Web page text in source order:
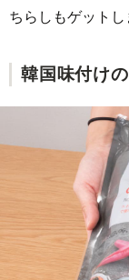
ちらしもゲット
韓国味付け